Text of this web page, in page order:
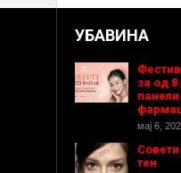
УБАВИНА
за од 8
мај 6,
тен